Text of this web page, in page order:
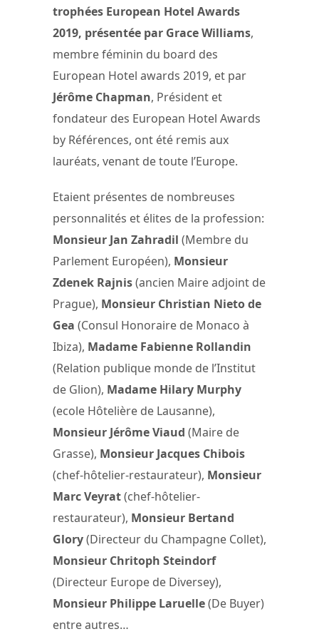
trophées European Hotel Awards
2019, présentée par Grace Williams,
membre féminin du board des
European Hotel awards 2019, et par
Jérôme Chapman, Président et
fondateur des European Hotel Awards
by Références, ont été remis aux
lauréats, venant de toute l’Europe.
Etaient présentes de nombreuses
personnalités et élites de la profession:
Monsieur Jan Zahradil (Membre du
Parlement Européen), Monsieur
Zdenek Rajnis(ancien Maire adjoint de
Prague), Monsieur Christian Nieto de
Gea (Consul Honoraire de Monaco à
Ibiza), Madame Fabienne Rollandin
(Relation publique monde de l’Institut
de Glion), Madame Hilary Murphy
(ecole Hôtelière de Lausanne),
Monsieur Jérôme Viaud (Maire de
Grasse), Monsieur Jacques Chibois
(chef-hôtelier-restaurateur), Monsieur
Marc Veyrat(chef-hôtelier-
restaurateur), Monsieur Bertand
Glory(Directeur du Champagne Collet),
Monsieur Chritoph Steindorf
(Directeur Europe de Diversey),
Monsieur Philippe Laruelle(De Buyer)
entre autres…